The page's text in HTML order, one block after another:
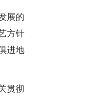
展的
方针
进地
贯彻